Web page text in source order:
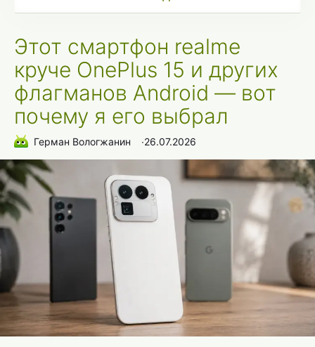
Этот смартфон realme
круче OnePlus 15 и других
флагманов Android — вот
почему я его выбрал
Герман Вологжанин ∙26.07.2026